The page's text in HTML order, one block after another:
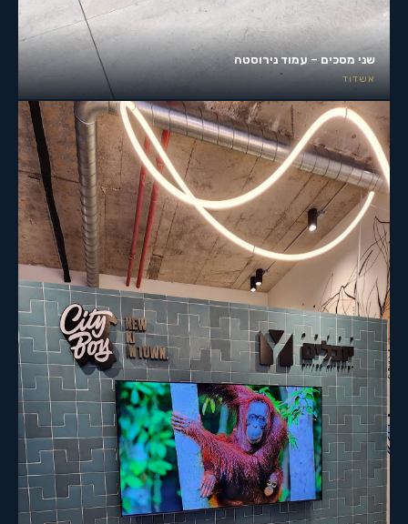
שני מסכים – עמוד נירוסטה
אשדוד